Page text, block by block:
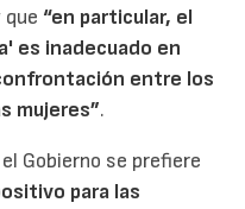
que “en particular, el
es inadecuado en
entre los
mujeres”.
Gobierno se prefiere
para las